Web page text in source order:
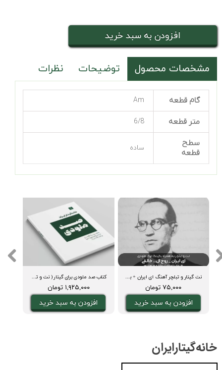
افزودن به سبد خرید
مشخصات محصول توضیحات نظرات
گام قطعه Am
متر قطعه 6/8
سطح
قطعه
ساده
کتاب صد ملودی برای گیتار ( نت و تبلچر، آکورد، ویدیوی اجرا و بکینگ ترک)
۱,۹۲۵,۰۰۰ تومان
افزودن به سبد خرید
نت گیتار و تبلچر آهنگ ای ایران + بکینگ ترک و آکورد
۷۵,۰۰۰ تومان
افزودن به سبد خرید
خانه‌گیتار‌ایران